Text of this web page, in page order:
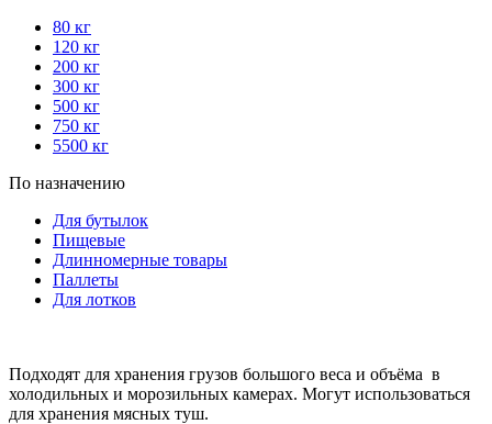
80 кг
120 кг
200 кг
300 кг
500 кг
750 кг
5500 кг
По назначению
Для бутылок
Пищевые
Длинномерные товары
Паллеты
Для лотков
Подходят для хранения грузов большого веса и объёма в
холодильных и морозильных камерах. Могут использоваться
для хранения мясных туш.